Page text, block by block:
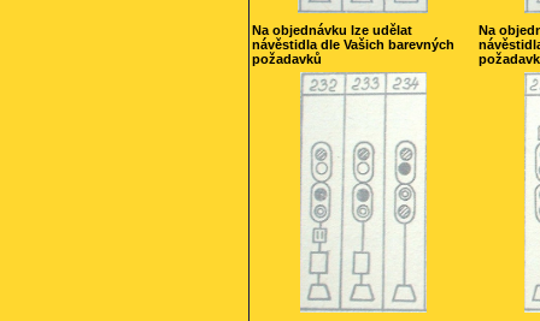
Na objednávku lze udělat
návěstidla dle Vašich barevných
požadavků
Na